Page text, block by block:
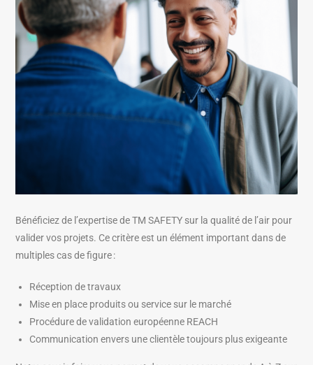
Bénéficiez de l’expertise de TM SAFETY sur la qualité de l’air pour
valider vos projets. Ce critère est un élément important dans de
multiples cas de figure :
Réception de travaux
Mise en place produits ou service sur le marché
Procédure de validation européenne REACH
Communication envers une clientèle toujours plus exigeante